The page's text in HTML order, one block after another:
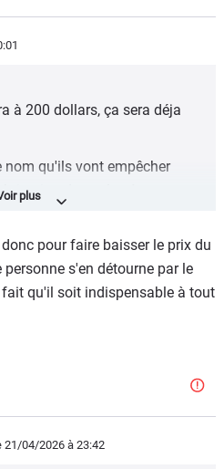
à 200 dollars, ça sera déja
nom qu'ils vont empêcher
des polymères et
qui nous expliquent qu'on
de pétrole, tout va bien.
des pare chocs,
réservoirs de carburant
pour faire baisser le prix du
s'en détourne par le
fait qu'il soit indispensable à tout
21/04/2026à 23:42